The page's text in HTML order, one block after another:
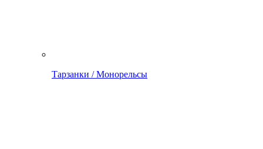
Тарзанки / Монорельсы